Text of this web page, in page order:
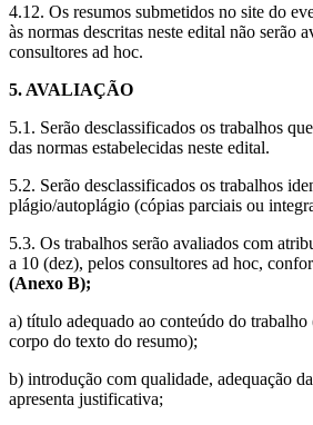
4.12. Os resumos submetidos no site do
às normas descritas neste edital não serão
consultores ad hoc.
5. AVALIAÇÃO
5.1. Serão desclassificados os trabalhos
das normas estabelecidas neste edital.
5.2. Serão desclassificados os trabalhos
plágio/autoplágio (cópias parciais ou
5.3. Os trabalhos serão avaliados com
a 10 (dez), pelos consultores ad hoc,
(Anexo B);
a) título adequado ao conteúdo do
corpo do texto do resumo);
b) introdução com qualidade, adequação
apresenta justificativa;